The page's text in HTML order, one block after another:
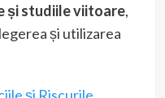
și studiile viitoare,
și utilizarea